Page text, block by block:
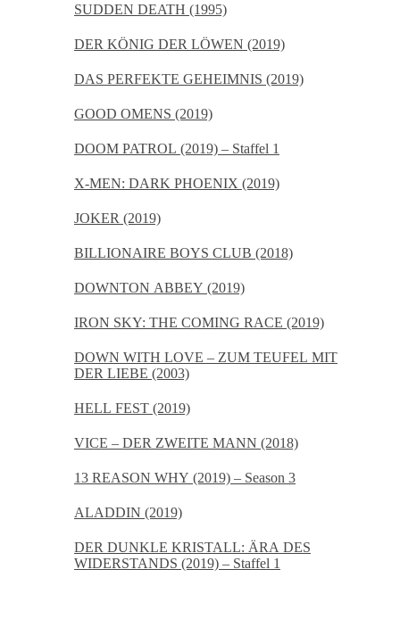
SUDDEN DEATH (1995)
DER KÖNIG DER LÖWEN (2019)
DAS PERFEKTE GEHEIMNIS (2019)
GOOD OMENS (2019)
DOOM PATROL (2019) – Staffel 1
X-MEN: DARK PHOENIX (2019)
JOKER (2019)
BILLIONAIRE BOYS CLUB (2018)
DOWNTON ABBEY (2019)
IRON SKY: THE COMING RACE (2019)
DOWN WITH LOVE – ZUM TEUFEL MIT
DER LIEBE (2003)
HELL FEST (2019)
VICE – DER ZWEITE MANN (2018)
13 REASON WHY (2019) – Season 3
ALADDIN (2019)
DER DUNKLE KRISTALL: ÄRA DES
WIDERSTANDS (2019) – Staffel 1